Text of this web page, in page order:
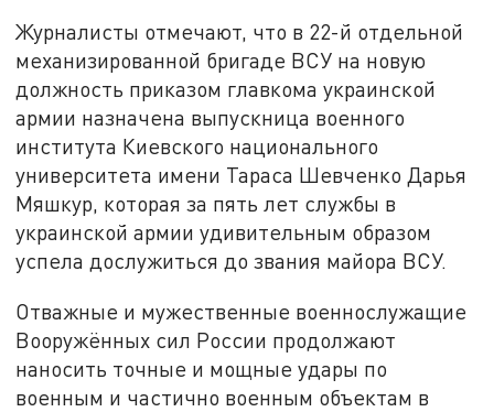
Журналисты отмечают, что в 22-й отдельной
механизированной бригаде ВСУ на новую
должность приказом главкома украинской
армии назначена выпускница военного
института Киевского национального
университета имени Тараса Шевченко Дарья
Мяшкур, которая за пять лет службы в
украинской армии удивительным образом
успела дослужиться до звания майора ВСУ.
Отважные и мужественные военнослужащие
Вооружённых сил России продолжают
наносить точные и мощные удары по
военным и частично военным объектам в